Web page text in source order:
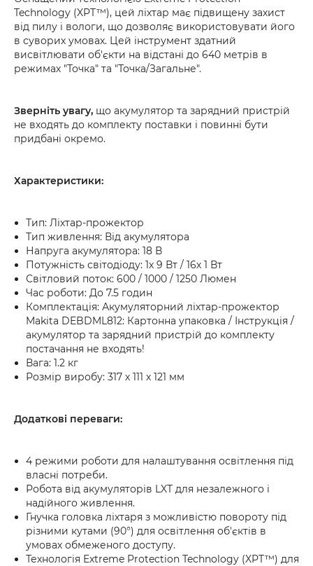
Technology (XPT™), цей ліхтар має підвищену захист
від пилу і вологи, що дозволяє використовувати його
в суворих умовах. Цей інструмент здатний
висвітлювати об'єкти на відстані до 640 метрів в
режимах "Точка" та "Точка/Загальне".
Зверніть увагу, що акумулятор та зарядний пристрій
не входять до комплекту поставки і повинні бути
придбані окремо.
Характеристики:
Тип: Ліхтар-прожектор
Тип живлення: Від акумулятора
Напруга акумулятора: 18 В
Потужність світодіоду: 1х 9 Вт / 16х 1 Вт
Світловий поток: 600 / 1000 / 1250 Люмен
Час роботи: До 7.5 годин
Комплектація: Акумуляторний ліхтар-прожектор
Makita DEBDML812: Картонна упаковка / Інструкція /
акумулятор та зарядний пристрій до комплекту
постачання не входять!
Вага: 1.2 кг
Розмір виробу: 317 х 111 х 121 мм
Додаткові переваги:
4 режими роботи для налаштування освітлення під
власні потреби.
Робота від акумуляторів LXT для незалежного і
надійного живлення.
Гнучка головка ліхтаря з можливістю повороту під
різними кутами (90°) для освітлення об'єктів в
умовах обмеженого доступу.
Технологія Extreme Protection Technology (XPT™) для